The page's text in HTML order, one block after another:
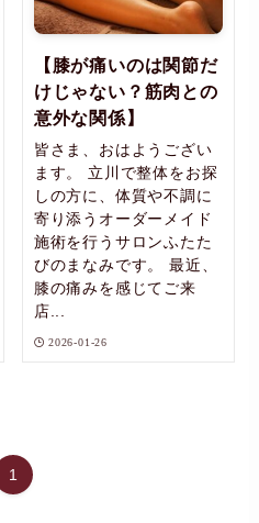
【膝が痛いのは関節だ
けじゃない？筋肉との
意外な関係】
皆さま、おはようござい
ます。 立川で整体をお探
しの方に、体質や不調に
寄り添うオーダーメイド
施術を行うサロンふたた
びのまなみです。 最近、
膝の痛みを感じてご来
店...
2026-01-26
1